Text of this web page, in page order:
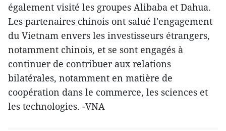
également visité les groupes Alibaba et Dahua.
Les partenaires chinois ont salué l'engagement
du Vietnam envers les investisseurs étrangers,
notamment chinois, et se sont engagés à
continuer de contribuer aux relations
bilatérales, notamment en matière de
coopération dans le commerce, les sciences et
les technologies. -VNA